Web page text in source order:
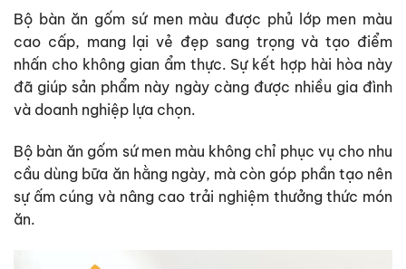
Bộ bàn ăn gốm sứ men màu được phủ lớp men màu
cao cấp, mang lại vẻ đẹp sang trọng và tạo điểm
nhấn cho không gian ẩm thực. Sự kết hợp hài hòa này
đã giúp sản phẩm này ngày càng được nhiều gia đình
và doanh nghiệp lựa chọn.
Bộ bàn ăn gốm sứ men màu không chỉ phục vụ cho nhu
cầu dùng bữa ăn hằng ngày, mà còn góp phần tạo nên
sự ấm cúng và nâng cao trải nghiệm thưởng thức món
ăn.